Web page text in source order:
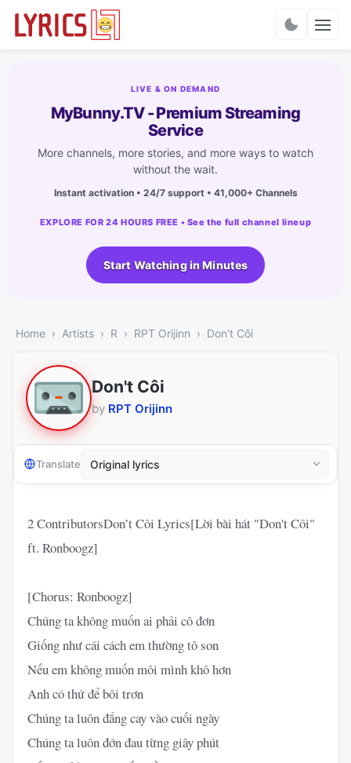
LIVE & ON DEMAND
MyBunny.TV - Premium Streaming
Service
More channels, more stories, and more ways to watch
without the wait.
Instant activation • 24/7 support • 41,000+ Channels
EXPLORE FOR 24 HOURS FREE • See the full channel lineup
Start Watching in Minutes
Home Artists R RPT Orijinn Don't Côi
Don't Côi
by RPT Orijinn
Translate
2 ContributorsDon’t Côi Lyrics[Lời bài hát "Don't Côi"
ft. Ronboogz]
[Chorus: Ronboogz]
Chúng ta không muốn ai phải cô đơn
Giống như cái cách em thường tô son
Nếu em không muốn môi mình khô hơn
Anh có thứ để bôi trơn
Chúng ta luôn đắng cay vào cuối ngày
Chúng ta luôn đớn đau từng giây phút